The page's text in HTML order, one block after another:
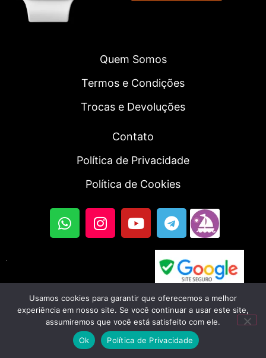
Quem Somos
Termos e Condições
Trocas e Devoluções
Contato
Política de Privacidade
Política de Cookies
© 2023, Fortal SmartWatch | Todos os direitos
reservados. CNPJ: 56.045.702/0001-46
Usamos cookies para garantir que oferecemos a melhor
experiência em nosso site. Se você continuar a usar este site,
assumiremos que você está satisfeito com ele.
Ok
Política de Privacidade